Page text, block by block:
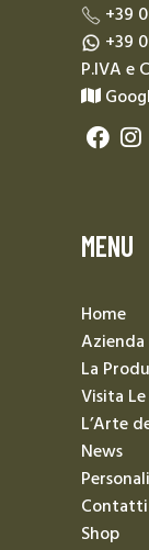
+39
+39
P.IVA e
MENU
Home
La
Visita
L’Arte
News
Contatti
Shop